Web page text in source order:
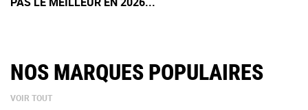
NOS MARQUES POPULAIRES
VOIR TOUT